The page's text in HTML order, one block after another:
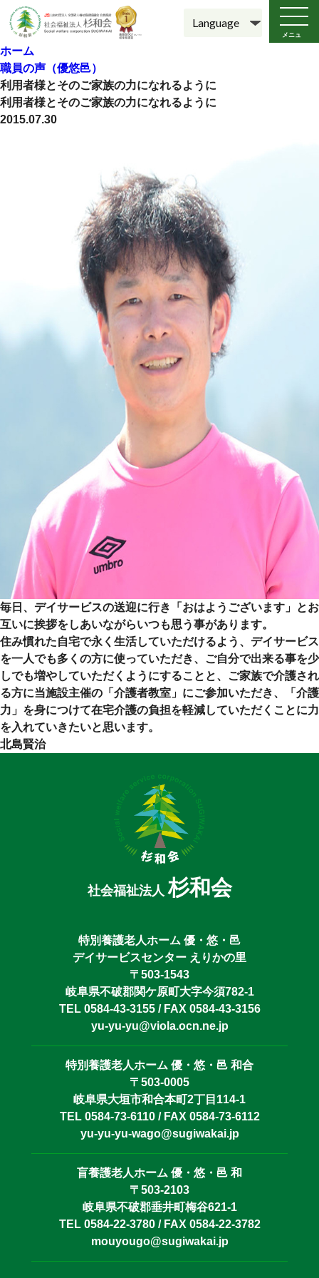
メニュ
ー
ホーム
職員の声（優悠邑）
利用者様とそのご家族の力になれるように
利用者様とそのご家族の力になれるように
2015.07.30
毎日、デイサービスの送迎に行き「おはようございます」とお
互いに挨拶をしあいながらいつも思う事があります。
住み慣れた自宅で永く生活していただけるよう、デイサービス
を一人でも多くの方に使っていただき、ご自分で出来る事を少
しでも増やしていただくようにすることと、ご家族で介護され
る方に当施設主催の「介護者教室」にご参加いただき、「介護
力」を身につけて在宅介護の負担を軽減していただくことに力
を入れていきたいと思います。
北島賢治
社会福祉法人杉和会
特別養護老人ホーム 優・悠・邑
デイサービスセンター えりかの里
〒503-1543
岐阜県不破郡関ケ原町大字今須782-1
TEL 0584-43-3155 / FAX 0584-43-3156
yu-yu-yu@viola.ocn.ne.jp
特別養護老人ホーム 優・悠・邑 和合
〒503-0005
岐阜県大垣市和合本町2丁目114-1
TEL 0584-73-6110 / FAX 0584-73-6112
yu-yu-yu-wago@sugiwakai.jp
盲養護老人ホーム 優・悠・邑 和
〒503-2103
岐阜県不破郡垂井町梅谷621-1
TEL 0584-22-3780 / FAX 0584-22-3782
mouyougo@sugiwakai.jp